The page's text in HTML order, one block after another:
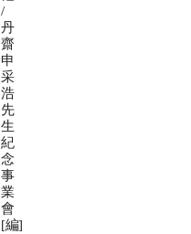
/
丹
齋
申
采
浩
先
生
紀
念
事
業
會
[編]